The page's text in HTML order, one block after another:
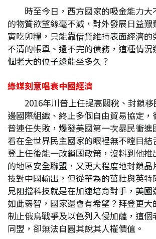
時至今日，西方國家的吸金能力大
的物質欲望絲毫不減，對外發展日益艱
寅吃卯糧，只能靠借貸維持表面經濟
不清的帳單、還不完的債務，這種情況
個老大的位子還能坐多久？
綠媒刻意唱衰中國經濟
2016年川普上任提高關稅、封鎖
邊國際組織、終止多個自由貿易協定，
普連任失敗，爆發美國第一次暴民衝進
看在全世界民主國家的眼裡無不瞠目結
登上任後能一改鎖國政策，沒料到他推
的地區安全聯盟，又更大程度地封鎖
技對中國輸出，但從華為的茁壯與英特
見阻擋科技就是在加速培育對手，美
如此弱智，國家還會有希望？拜登更大
制止俄烏戰爭及以色列入侵加薩，這個
同盟，卻無法自圓其說其人權價值。